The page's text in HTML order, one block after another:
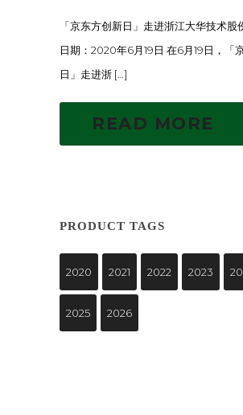
「京东方创新日」走进浙江大华技术股
日期：2020年6月19日 在6月19日，「
日」走进浙 […]
READ MORE
PRODUCT TAGS
2020 2021 2022 2023
2025 2026